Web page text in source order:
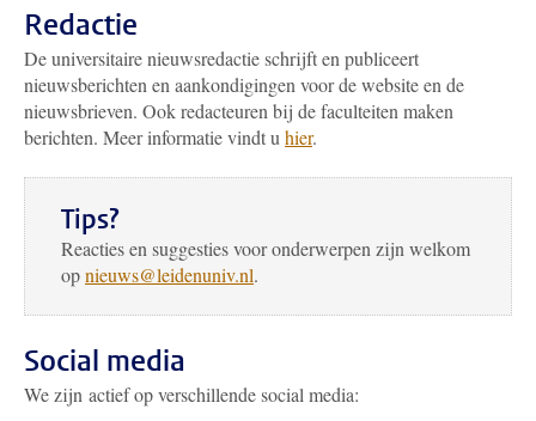
Redactie
De universitaire nieuwsredactie schrijft en publiceert
nieuwsberichten en aankondigingen voor de website en de
nieuwsbrieven. Ook redacteuren bij de faculteiten maken
berichten. Meer informatie vindt u hier.
Tips?
Reacties en suggesties voor onderwerpen zijn welkom
opnieuws@leidenuniv.nl.
Social media
We zijn actief op verschillende social media: